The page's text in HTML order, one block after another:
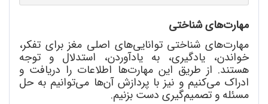
مهارتهای شناختی
مهارتهای شناختی تواناییهای اصلی مغز برای تفکر،
خواندن، یادگیری، به یادآوردن، استدلال و توجه
هستند. از طریق این مهارتها اطلاعات را دریافت و
ادراک میکنیم و نیز با پردازش آنها میتوانیم به حل
مسئله و تصمیمگیری دست بزنیم.